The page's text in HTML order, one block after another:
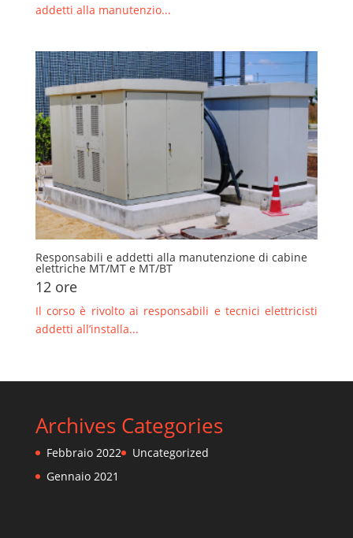
addetti alla manutenzio...
Responsabili e addetti alla manutenzione di cabine
elettriche MT/MT e MT/BT
12 ore
Il corso è rivolto ai responsabili e tecnici elettricisti
addetti all’installa...
Archives
Febbraio 2022
Gennaio 2021
Categories
Uncategorized